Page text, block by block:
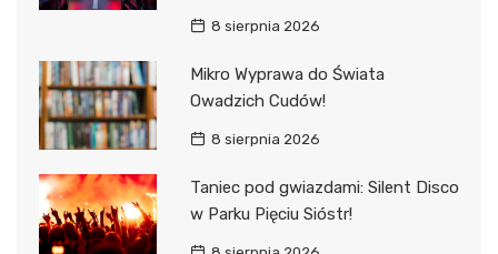
8 sierpnia 2026
Mikro Wyprawa do Świata
Owadzich Cudów!
8 sierpnia 2026
Taniec pod gwiazdami: Silent Disco
w Parku Pięciu Sióstr!